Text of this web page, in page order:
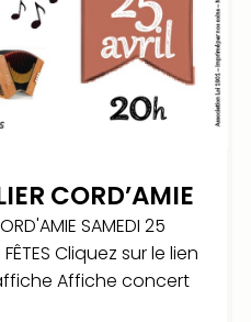
CORD’AMIE
SAMEDI 25
FÊTES Cliquez sur le lien
Affiche concert